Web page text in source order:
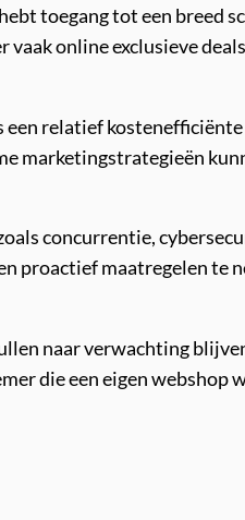
toegang tot een breed
online exclusieve
relatief
marketingstrategieën
concurrentie,
proactief maatregelen te
naar verwachting
die een eigen webshop